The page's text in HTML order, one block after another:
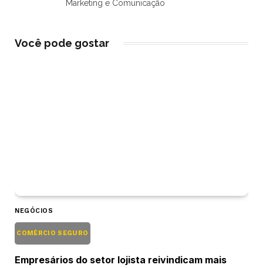
Marketing e Comunicação
Você pode gostar
NEGÓCIOS
COMÉRCIO SEGURO
Empresários do setor lojista reivindicam mais